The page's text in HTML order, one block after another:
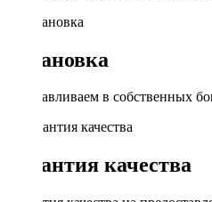
Установка
Устанавливаем в собственных
Гарантия качества